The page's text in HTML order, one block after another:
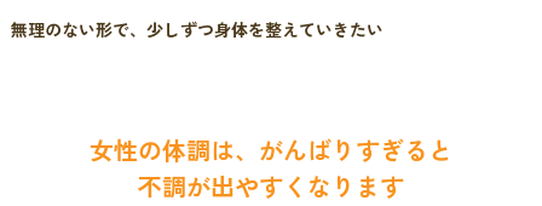
無理のない形で、少しずつ身体を整えていきたい
女性の体調は、がんばりすぎると
不調が出やすくなります